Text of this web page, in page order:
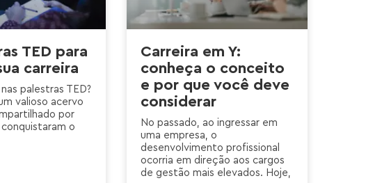
TED para
carreira
palestras TED?
valioso acervo
por
o
Carreira em Y:
conheça o conceito
e por que você deve
considerar
No passado, ao ingressar em
uma empresa, o
desenvolvimento profissional
ocorria em direção aos cargos
de gestão mais elevados. Hoje,